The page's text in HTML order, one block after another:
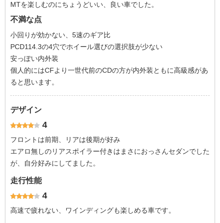
MTを楽しむのにちょうどいい、良い車でした。
不満な点
小回りが効かない、5速のギア比
PCD114.3の4穴でホイール選びの選択肢が少ない
安っぽい内外装
個人的にはCFより一世代前のCDの方が内外装ともに高級感があ
ると思います。
デザイン
4
フロントは前期、リアは後期が好み
エアロ無しのリアスポイラー付きはまさにおっさんセダンでした
が、自分好みにしてました。
走行性能
4
高速で疲れない、ワインディングも楽しめる車です。